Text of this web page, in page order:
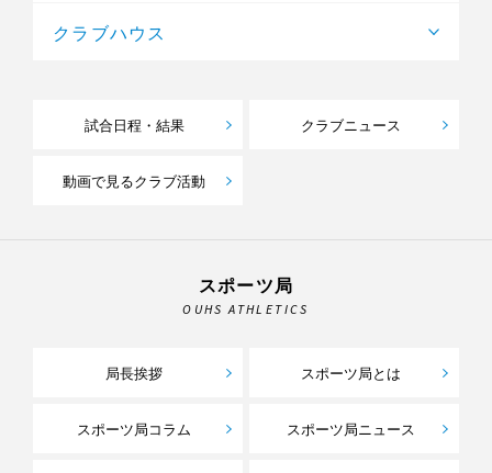
クラブハウス
試合日程・結果 クラブニュース
動画で見るクラブ活動
スポーツ局
OUHS ATHLETICS
局長挨拶 スポーツ局とは
スポーツ局コラム スポーツ局ニュース